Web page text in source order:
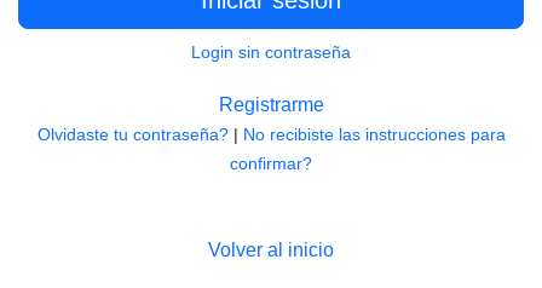
Login sin contraseña
Registrarme
Olvidaste tu contraseña?| No recibiste las instrucciones para
confirmar?
Volver al inicio